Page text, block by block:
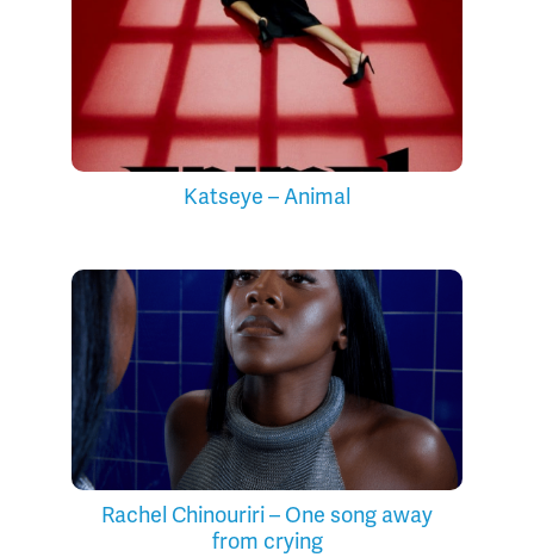
Katseye – Animal
Rachel Chinouriri – One song away
from crying